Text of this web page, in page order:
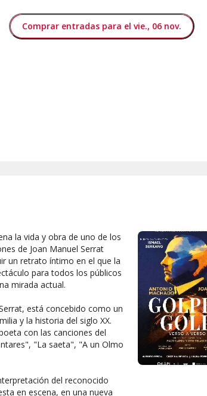
Comprar entradas para el vie., 06 nov.
la vida y obra de uno de los
de Joan Manuel Serrat
un retrato íntimo en el que la
para todos los públicos
mirada actual.
está concebido como un
y la historia del siglo XX.
con las canciones del
"La saeta", "A un Olmo
del reconocido
en escena, en una nueva